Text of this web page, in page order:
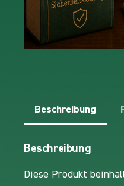
Beschreibung
Beschreibung
Diese Produkt